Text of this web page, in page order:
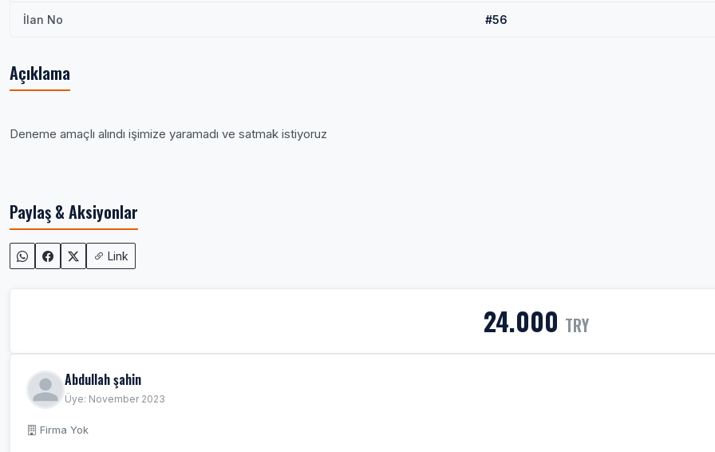
İlan No #56
Açıklama
Deneme amaçlı alındı işimize yaramadı ve satmak istiyoruz
Paylaş & Aksiyonlar
Link
24.000 TRY
Abdullah şahin
Üye: November 2023
Firma Yok